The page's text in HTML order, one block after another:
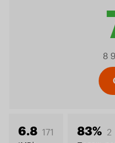
8
6.8 171 83% 2